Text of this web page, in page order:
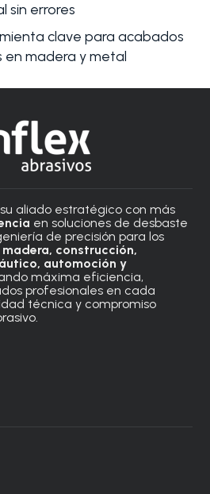
sin errores
clave para acabados
en madera y metal
aliado estratégico con más
en soluciones de desbaste
de precisión para los
construcción,
automoción y
máxima eficiencia,
profesionales en cada
técnica y compromiso